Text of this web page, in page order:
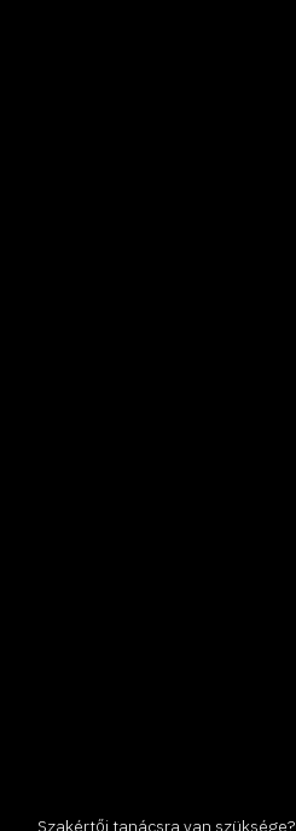
Szakértői tanácsra van szüksége?